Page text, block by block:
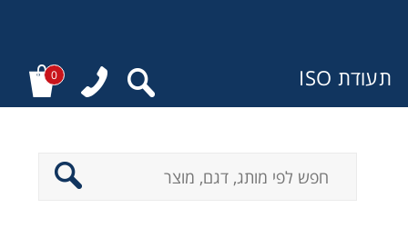
תעודת ISO 0